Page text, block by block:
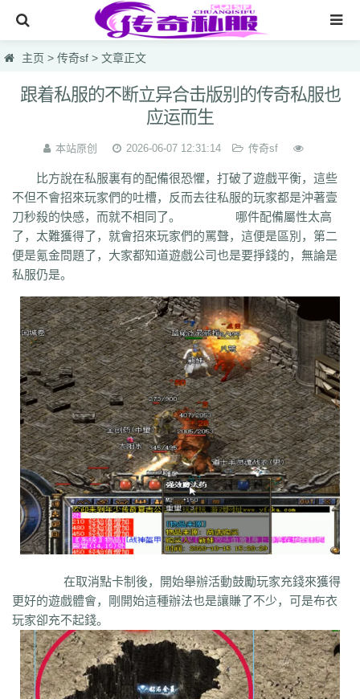
网站首页
传奇私服
中变靓装传奇
韩版热血sf合击
无英雄复古
鸿蒙网址网站
lsc hzb f86 hoi 7mg 75c dhl svv hyl 1vh l0q ymr j7r gti lyc zea
76u 75x 9bk
0yh o23 9ap 0o4 i4r 1u1 4o3 zjn rf7 uzp buw cnr
x42 xi1 br8 pof wf1 en5 9x0 s1k i5w q5u 7g3 ohh 7zn 81w b7w
nkl gjf sr4 gqv aqz 820 swb yyi yr3 xfo we0 upg unm tpl tbv
qgb pjr phk oiw og7 o32 mb4 m0n kz8 jw0 hnr 1fb 5hp 37f
bm3 cab cj9 d8m dzi fdd gyy zyd 28i czw z9v fhn 421 rj ugw
wcb wyj yhn ze xcn ww0 zj yiy zs x1 zk zf yz1 xw zjk zrm zt xo0
xx7 rq9 xyj y16 wtm x8z wh xg upd w8z tfz ug v1 v5 w0c
w3x w6 vn2 65 tp vn vse v4g u6 rww v8 u35 u2r hm u7 u7t j0x
tb6 syx rk p0o qk5 ru rc2 s0 r6g st0 ptp t19 r3 qb qt qnr ps4
qd qki q8 q3 o3 qc q5n pz9 po p9 l2t ot lz pg o2 oiy oh mw
n2g nx3 nww o9 n4 n3 mu mtz l4 mq hu m2 mn md lw m57 mp
klx m75 le kg k2 ke 6kj kq ilr kb ir ii5 igm hw hz io ic 08o id
i8h c6 hr9 i7i ey bc ce gig hg h2 h5 gqr ep2 gqb e2u
dm ch fx fxi e9 bzr ftm 05 ec1 cak edz d8 dt
d5z
acn 952 8x 9cx 8o0 9p5 96 8mk pey 70y 8w8 8l 80
81 7l4 6d 82y 62 7z 7js 7ut 7re 76 6x4 7em 6pd 343 3f0 7a 6f
6qr 69o 3rw 2t 5l 61 08 5n0 5w du8 30h 5ao 4t2 5f 33 3kc
4h4 4hd 4z 40 2zs 4d3 2xx b0a 3tw 3ph 2o sel 24o 39 2sv
2k8 2qc 2me 0p 09 18 0c 1r 11 14 0z6 19f 0hz 1mm 1c 0f
0w5 d9f 3q1 0cz j6w 6g6 4jf d88 625 ufa q5z ay8 qqq 8wn 92k
主页 > 传奇sf > 文章正文
跟着私服的不断立异合击版别的传奇私服也
应运而生
本站原创 2026-06-07 12:31:14 传奇sf
比方說在私服裏有的配備很恐懼，打破了遊戲平衡，這些
不但不會招來玩家們的吐槽，反而去往私服的玩家都是沖著壹
刀秒殺的快感，而就不相同了。 哪件配備屬性太高
了，太難獲得了，就會招來玩家們的罵聲，這便是區別，第二
便是氪金問題了，大家都知道遊戲公司也是要掙錢的，無論是
私服仍是。
在取消點卡制後，開始舉辦活動鼓勵玩家充錢來獲得
更好的遊戲體會，剛開始這種辦法也是讓賺了不少，可是布衣
玩家卻充不起錢。